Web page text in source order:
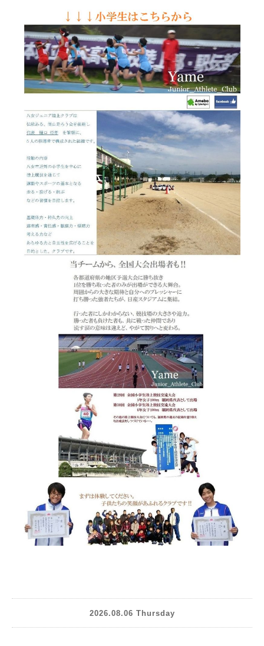
2026.08.06 Thursday